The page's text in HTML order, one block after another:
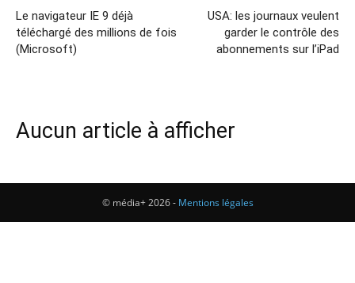
Le navigateur IE 9 déjà
téléchargé des millions de fois
(Microsoft)
USA: les journaux veulent
garder le contrôle des
abonnements sur l’iPad
Aucun article à afficher
© média+ 2026 - Mentions légales